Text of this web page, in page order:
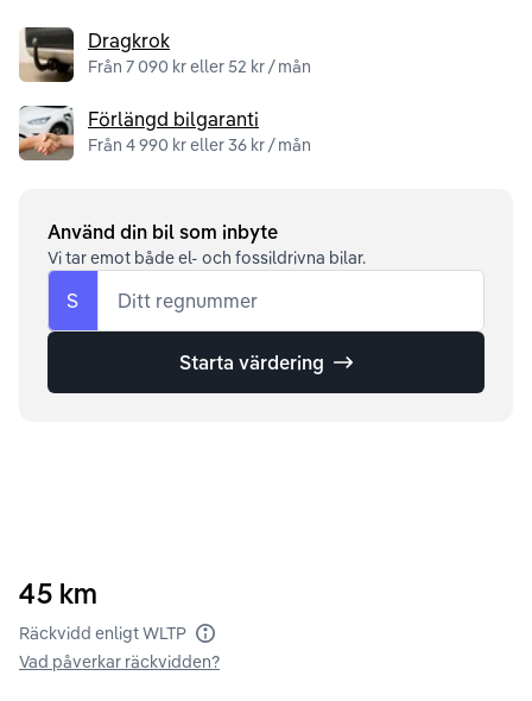
Dragkrok
Från 7 090 kr eller 52 kr / mån
Förlängd bilgaranti
Från 4 990 kr eller 36 kr / mån
Använd din bil som inbyte
Vi tar emot både el- och fossildrivna bilar.
S Ditt regnummer
Starta värdering
45 km
Räckvidd enligt WLTP
Vad påverkar räckvidden?